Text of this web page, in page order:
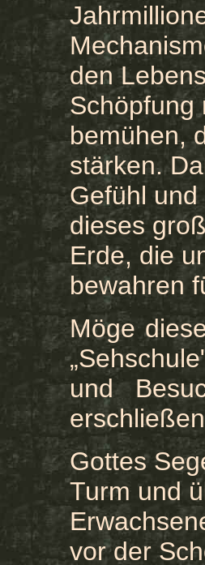
den
Schöpfung
bemühen,
stärken.
Gefühl
dieses
Erde, die
bewahren
Möge
und
Gottes
Turm und
vor der